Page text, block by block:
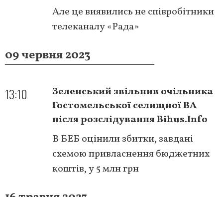
Але це виявились не співробітники
телеканалу «Рада»
09 червня 2023
13:10
Зеленський звільнив очільника
Гостомельської селищної ВА
після розслідування Bihus.Info
В БЕБ оцінили збитки, завдані
схемою привласнення бюджетних
коштів, у 5 млн грн